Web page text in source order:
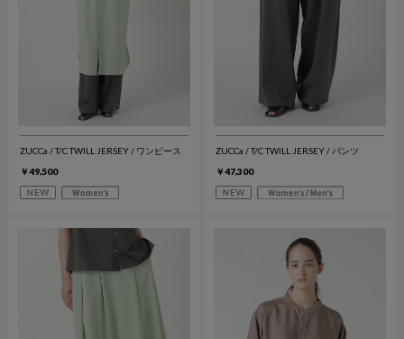
ZUCCa / T/C TWILL JERSEY / ワンピース
￥49,500
ZUCCa / T/C TWILL JERSEY / パンツ
￥47,300